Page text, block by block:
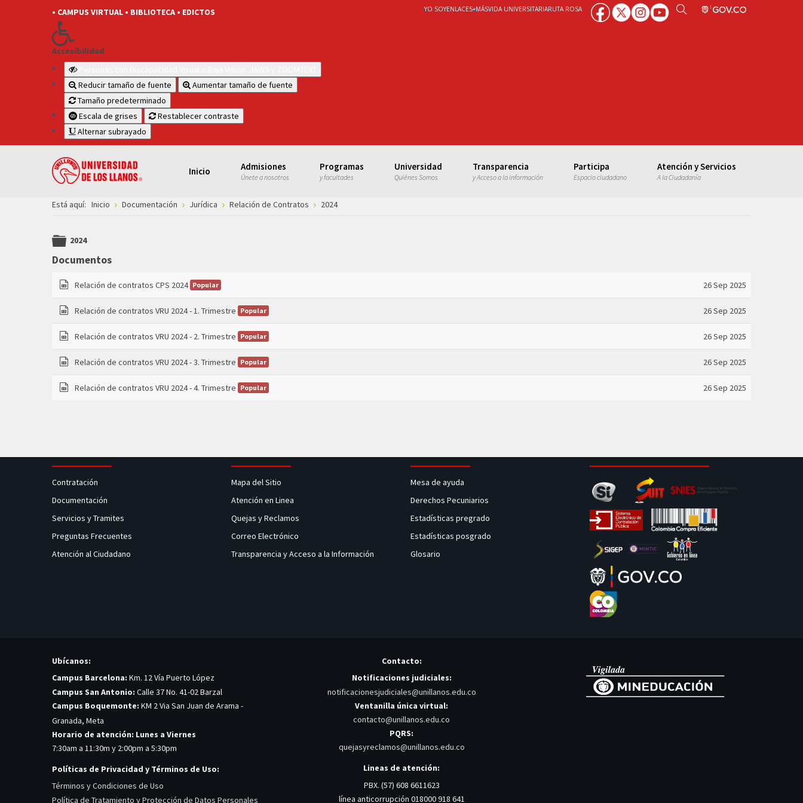
• CAMPUS VIRTUAL • BIBLIOTECA • EDICTOS
Accesibilidad
Reducir tamaño de fuente
Aumentar tamaño de fuente
Tamaño predeterminado
Escala de grises
Restablecer contraste
Alternar subrayado
YO SOYENLACES+MÁSVIDA UNIVERSITARIARUTA ROSA
Inicio Admisiones
Únete a nosotros
Programas
y facultades
Universidad
Quiénes Somos
Transparencia
y Acceso a la información
Participa
Espacio ciudadano
Atención y Servicios
A la Ciudadanía
Está aquí: Inicio Documentación Jurídica Relación de Contratos 2024
folder
2024
Documentos
Relación de contratos CPS 2024 Popular 26 Sep 2025
Relación de contratos VRU 2024 - 1. Trimestre Popular 26 Sep 2025
Relación de contratos VRU 2024 - 2. Trimestre Popular 26 Sep 2025
Relación de contratos VRU 2024 - 3. Trimestre Popular 26 Sep 2025
Relación de contratos VRU 2024 - 4. Trimestre Popular 26 Sep 2025
Contratación
Documentación
Servicios y Tramites
Preguntas Frecuentes
Atención al Ciudadano
Mapa del Sitio
Atención en Linea
Quejas y Reclamos
Correo Electrónico
Transparencia y Acceso a la Información
Mesa de ayuda
Derechos Pecuniarios
Estadísticas pregrado
Estadísticas posgrado
Glosario
Ubícanos:
Campus Barcelona: Km. 12 Vía Puerto López
Campus San Antonio: Calle 37 No. 41-02 Barzal
Campus Boquemonte: KM 2 Via San Juan de Arama -
Granada, Meta
Horario de atención: Lunes a Viernes
7:30am a 11:30m y 2:00pm a 5:30pm
Políticas de Privacidad y Términos de Uso:
Términos y Condiciones de Uso
Política de Tratamiento y Protección de Datos Personales
Contacto:
Notificaciones judiciales:
notificacionesjudiciales@unillanos.edu.co
Ventanilla única virtual:
contacto@unillanos.edu.co
PQRS:
quejasyreclamos@unillanos.edu.co
Lineas de atención:
PBX. (57) 608 6611623
línea anticorrupción 018000 918 641